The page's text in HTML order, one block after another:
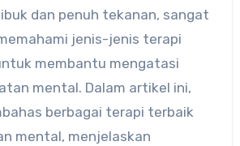
dan penuh tekanan, sangat
jenis-jenis terapi
membantu mengatasi
mental. Dalam artikel ini,
berbagai terapi terbaik
mental, menjelaskan